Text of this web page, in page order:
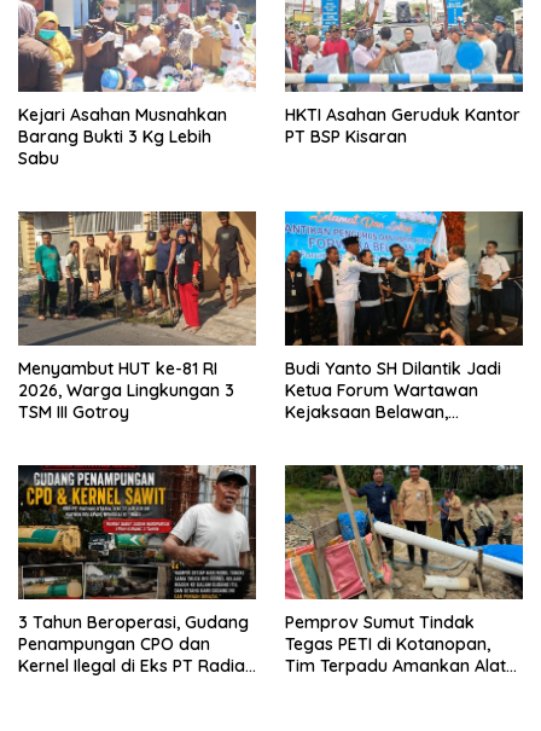
Kejari Asahan Musnahkan
Barang Bukti 3 Kg Lebih
Sabu
HKTI Asahan Geruduk Kantor
PT BSP Kisaran
Menyambut HUT ke-81 RI
2026, Warga Lingkungan 3
TSM III Gotroy
Budi Yanto SH Dilantik Jadi
Ketua Forum Wartawan
Kejaksaan Belawan,
Pendampingan Hukum dan
Ekomoni Semua Anggota
3 Tahun Beroperasi, Gudang
Penampungan CPO dan
Kernel Ilegal di Eks PT Radian
Pemprov Sumut Tindak
Tegas PETI di Kotanopan,
Tim Terpadu Amankan Alat